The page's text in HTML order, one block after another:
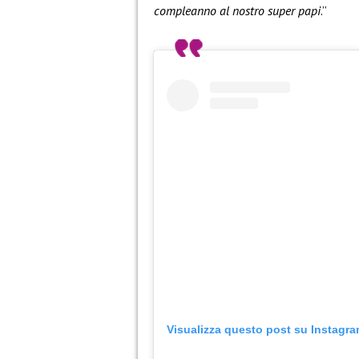
compleanno al nostro super papi.”
Visualizza questo post su